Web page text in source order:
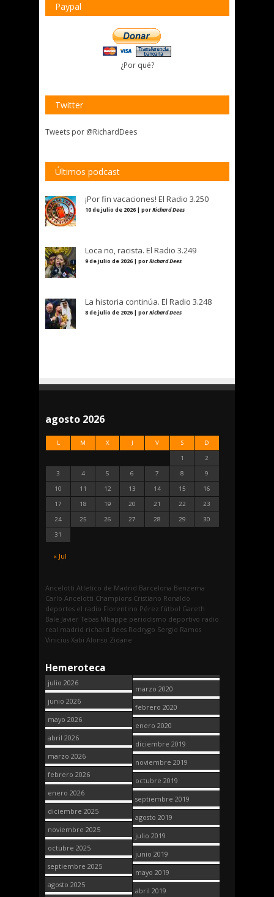
Paypal
¿Por qué?
Twitter
Tweets por @RichardDees
Últimos podcast
¡Por fin vacaciones! El Radio 3.250
10 de julio de 2026 | porRichard Dees
Loca no, racista. El Radio 3.249
9 de julio de 2026 | porRichard Dees
La historia continúa. El Radio 3.248
8 de julio de 2026 | porRichard Dees
agosto 2026
L M X J V S D
« Jul
1
2
3
4 5 6 7 8
9
10
11 12 13 14 15
16
17
18 19 20 21 22
23
24
25 26 27 28 29
30
31
Ancelotti Atletico de Madrid Barcelona Benzema
Carlo Ancelotti Champions Cristiano Ronaldo
deportes el radio Florentino Pérez fútbol Gareth
Bale Javier Tebas Mbappe periodismo deportivo radio
real madrid richard dees Rodrygo Sergio Ramos
Vinicius Xabi Alonso Zidane
Hemeroteca
julio 2026
junio 2026
mayo 2026
abril 2026
marzo 2026
febrero 2026
enero 2026
diciembre 2025
noviembre 2025
octubre 2025
septiembre 2025
agosto 2025
marzo 2020
febrero 2020
enero 2020
diciembre 2019
noviembre 2019
octubre 2019
septiembre 2019
agosto 2019
julio 2019
junio 2019
mayo 2019
abril 2019